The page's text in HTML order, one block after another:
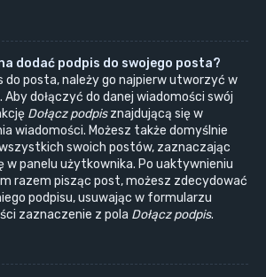
dodać podpis do swojego posta?
do posta, należy go najpierw utworzyć w
dołączyć do danej wiadomości swój
Dołącz podpisznajdującą się w
wiadomości. Możesz także domyślnie
swoich postów, zaznaczając
w panelu użytkownika. Po uaktywnieniu
razem pisząc post, możesz zdecydować
podpisu, usuwając w formularzu
zaznaczenie z pola Dołącz podpis.